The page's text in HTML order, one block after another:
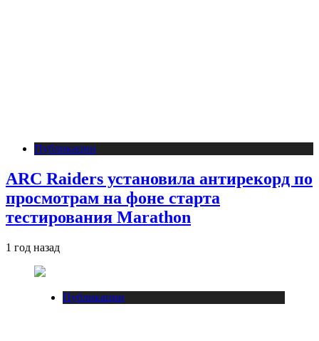
Публикации
ARC Raiders установила антирекорд по
просмотрам на фоне старта
тестирования Marathon
1 год назад
Публикации